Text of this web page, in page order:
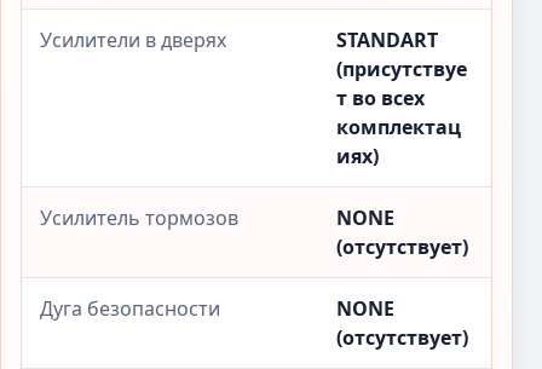
Усилители в дверях
STANDART
(присутствуе
т во всех
комплектац
иях)
Усилитель тормозов
NONE
(отсутствует)
Дуга безопасности
NONE
(отсутствует)